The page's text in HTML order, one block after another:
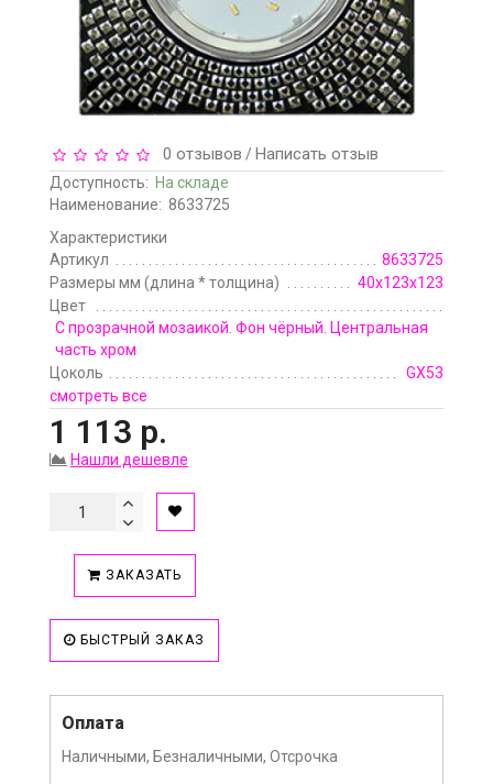
0 отзывов /Написать отзыв
Доступность: На складе
Наименование: 8633725
Характеристики
Артикул
8633725
Размеры мм (длина * толщина)
40х123х123
Цвет
С прозрачной мозаикой. Фон чёрный. Центральная
часть хром
Цоколь
GX53
смотреть все
1 113 р.
Нашли дешевле
ЗАКАЗАТЬ
БЫСТРЫЙ ЗАКАЗ
Оплата
Наличными, Безналичными, Отсрочка